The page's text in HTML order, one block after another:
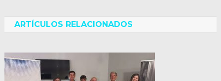
entradas
ARTÍCULOS RELACIONADOS